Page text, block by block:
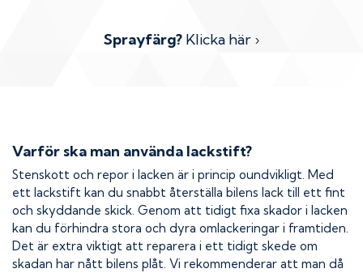
Sprayfärg? Klicka här ›
Varför ska man använda lackstift?
Stenskott och repor i lacken är i princip oundvikligt. Med
ett lackstift kan du snabbt återställa bilens lack till ett fint
och skyddande skick. Genom att tidigt fixa skador i lacken
kan du förhindra stora och dyra omlackeringar i framtiden.
Det är extra viktigt att reparera i ett tidigt skede om
skadan har nått bilens plåt. Vi rekommenderar att man då